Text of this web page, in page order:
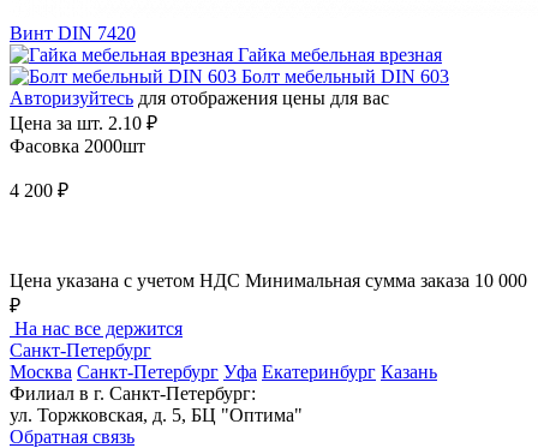
Винт DIN 7420
Гайка мебельная врезная
Болт мебельный DIN 603
Авторизуйтесь для отображения цены для вас
Цена за шт. 2.10 ₽
Фасовка 2000шт
4 200 ₽
Цена указана с учетом НДС Минимальная сумма заказа 10 000
₽
На нас все держится
Санкт-Петербург
Москва Санкт-Петербург Уфа Екатеринбург Казань
Филиал в г. Санкт-Петербург:
ул. Торжковская, д. 5, БЦ "Оптима"
Обратная связь